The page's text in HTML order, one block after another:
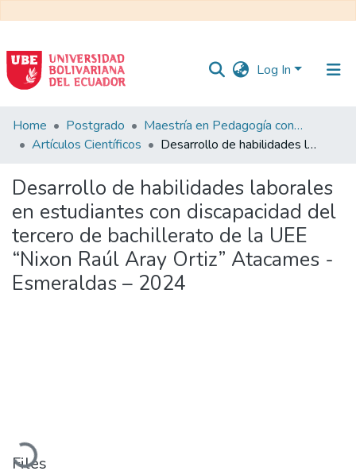
Log In
Communities
&
All of DSpace
Statistics
Home Postgrado
Maestría en Pedagogía con Mención en Formación Técnica y Profesional
Artículos Científicos
Desarrollo de habilidades laborales en estudiantes con discapacidad del tercero de bachillerato de la UEE “Nixon Raúl Aray Ortiz” Atacames - Esmeraldas – 2024
Desarrollo de habilidades laborales
en estudiantes con discapacidad del
tercero de bachillerato de la UEE
“Nixon Raúl Aray Ortiz” Atacames -
Esmeraldas – 2024
Loading...
Files